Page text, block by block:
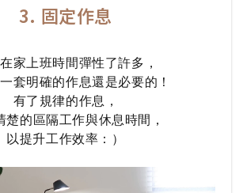
3. 固定作息
家上班時間彈性了許多，
套明確的作息還是必要的！
有了規律的作息，
楚的區隔工作與休息時間，
以提升工作效率：）